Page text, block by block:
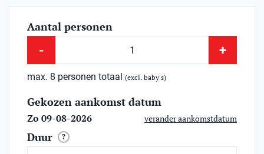
Aantal personen
- +
max. 8 personen totaal (excl. baby's)
Gekozen aankomst datum
Zo 09-08-2026 verander aankomstdatum
Duur ?